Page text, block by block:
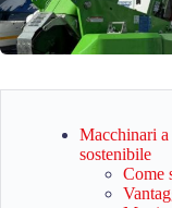
Macchinari a
sostenibile
Come